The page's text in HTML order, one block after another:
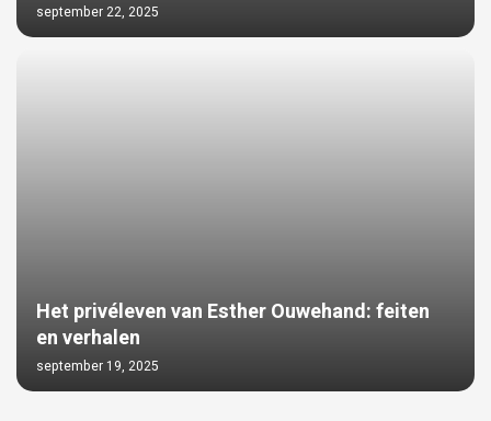
september 22, 2025
Het privéleven van Esther Ouwehand: feiten
en verhalen
september 19, 2025